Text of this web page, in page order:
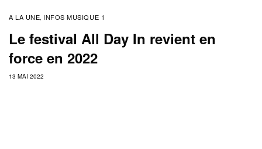
A LA UNE, INFOS MUSIQUE 1
Le festival All Day In revient en
force en 2022
13 MAI 2022